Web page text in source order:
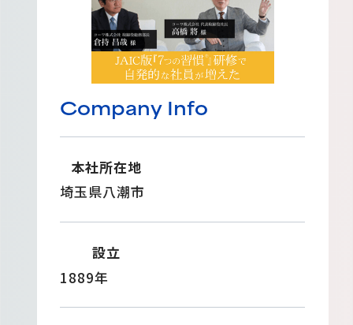
Company Info
本社所在地
埼玉県八潮市
設立
1889年